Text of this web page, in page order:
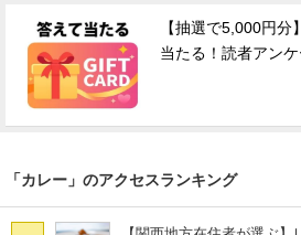
【抽選で5,000円
当たる！読者アン
「カレー」のアクセスランキング